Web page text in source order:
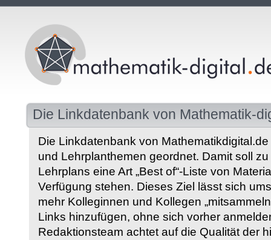
Die Linkdatenbank von Mathematik-
Die Linkdatenbank von
und Lehrplanthemen geordnet. Damit soll
Lehrplans eine Art „Best of“-Liste von
Verfügung stehen. Dieses Ziel lässt sich
mehr Kolleginnen und Kollegen
Links hinzufügen, ohne sich vorher
Redaktionsteam achtet auf die Qualität der